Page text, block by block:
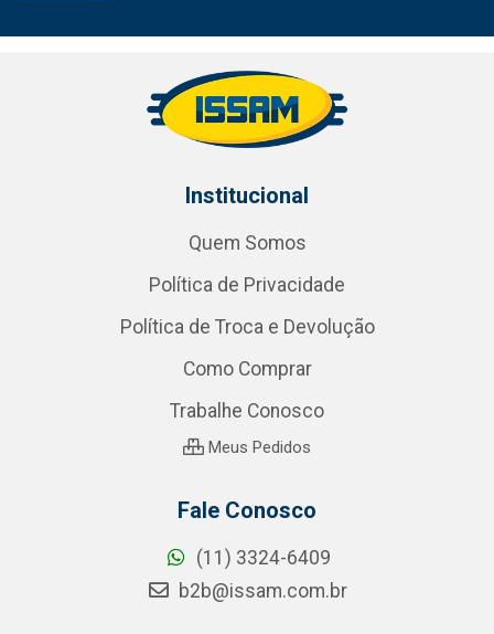
Institucional
Quem Somos
Política de Privacidade
Política de Troca e Devolução
Como Comprar
Trabalhe Conosco
Meus Pedidos
Fale Conosco
(11) 3324-6409
b2b@issam.com.br